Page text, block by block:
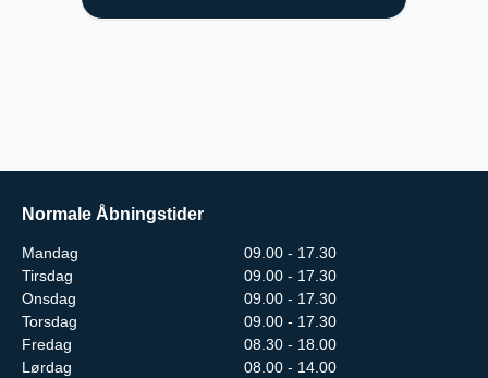
Normale Åbningstider
Mandag
09.00 - 17.30
Tirsdag
09.00 - 17.30
Onsdag
09.00 - 17.30
Torsdag
09.00 - 17.30
Fredag
08.30 - 18.00
Lørdag
08.00 - 14.00